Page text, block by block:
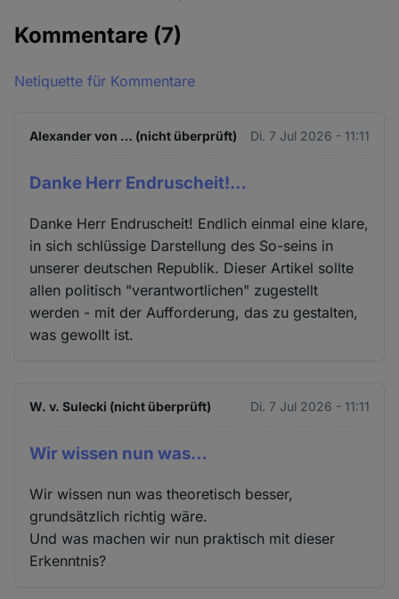
Kommentare (7)
Netiquette für Kommentare
Alexander von … (nicht überprüft) Di. 7 Jul 2026 - 11:11
Danke Herr Endruscheit!…
Danke Herr Endruscheit! Endlich einmal eine klare,
in sich schlüssige Darstellung des So-seins in
unserer deutschen Republik. Dieser Artikel sollte
allen politisch "verantwortlichen" zugestellt
werden - mit der Aufforderung, das zu gestalten,
was gewollt ist.
W. v. Sulecki (nicht überprüft) Di. 7 Jul 2026 - 11:11
Wir wissen nun was…
Wir wissen nun was theoretisch besser,
grundsätzlich richtig wäre.
Und was machen wir nun praktisch mit dieser
Erkenntnis?